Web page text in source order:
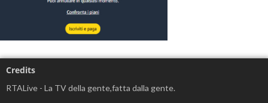
Credits
RTALive - La TV della gente,fatta dalla gente.